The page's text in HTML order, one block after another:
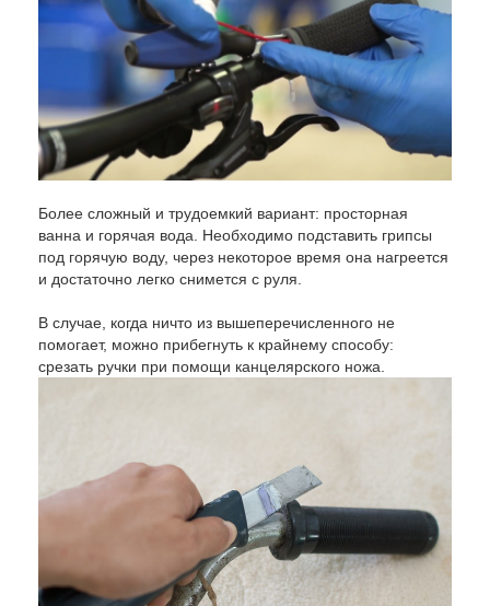
Более сложный и трудоемкий вариант: просторная
ванна и горячая вода. Необходимо подставить грипсы
под горячую воду, через некоторое время она нагреется
и достаточно легко снимется с руля.
В случае, когда ничто из вышеперечисленного не
помогает, можно прибегнуть к крайнему способу:
срезать ручки при помощи канцелярского ножа.